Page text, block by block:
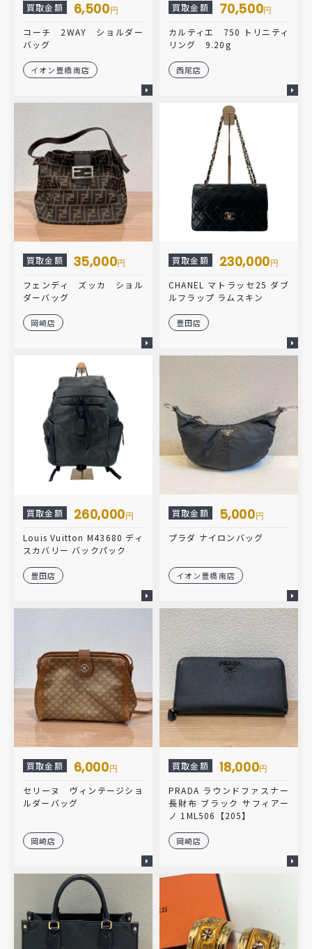
買取金額 6,500円
コーチ 2WAY ショルダー
バッグ
イオン豊橋南店
買取金額 70,500円
カルティエ 750 トリニティ
リング 9.20g
西尾店
買取金額 35,000円
フェンディ ズッカ ショル
ダーバッグ
岡崎店
買取金額 230,000円
CHANEL マトラッセ25 ダブ
ルフラップ ラムスキン
豊田店
買取金額 260,000円
Louis Vuitton M43680 ディ
スカバリー バックパック
豊田店
買取金額 5,000円
プラダ ナイロンバッグ
イオン豊橋南店
買取金額 6,000円
セリーヌ ヴィンテージショ
ルダーバッグ
岡崎店
買取金額 18,000円
PRADA ラウンドファスナー
長財布 ブラック サフィアー
ノ 1ML506【205】
岡崎店